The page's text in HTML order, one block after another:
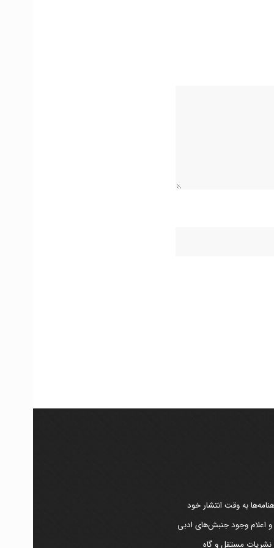
به وقت انتشار خود
و اعلام وجود جنبش‌های ادبی
نشریات مستقل و گاه